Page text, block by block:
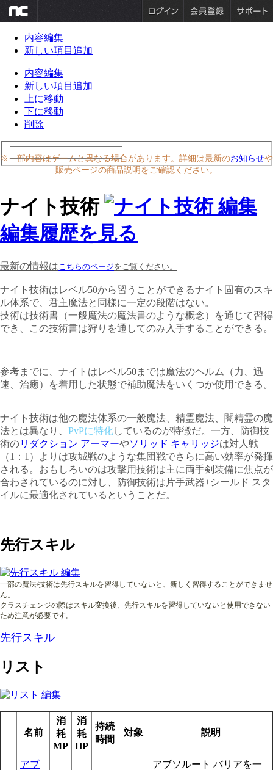
内容編集
新しい項目追加
内容編集
新しい項目追加
上に移動
下に移動
削除
※一部内容はゲームと異なる場合があります。詳細は最新のお知らせや
販売ページの商品説明をご確認ください。
ナイト技術
編集履歴を見る
最新の情報はこちらのページをご覧ください。
ナイト技術はレベル50から習うことができるナイト固有のスキ
ル体系で、君主魔法と同様に一定の段階はない。
技術は技術書（一般魔法の魔法書のような概念）を通じて習得
でき、この技術書は狩りを通してのみ入手することができる。
参考までに、ナイトはレベル50までは魔法のヘルム（力、迅
速、治癒）を着用した状態で補助魔法をいくつか使用できる。
ナイト技術は他の魔法体系の一般魔法、精霊魔法、闇精霊の魔
法とは異なり、 PvPに特化しているのが特徴だ。一方、防御技
術のリダクション アーマーやソリッド キャリッジは対人戦
（1：1）よりは攻城戦のような集団戦でさらに高い効率が発揮
される。おもしろいのは攻撃用技術は主に両手剣装備に焦点が
合わされているのに対し、防御技術は片手武器+シールド スタ
イルに最適化されているということだ。
先行スキル
一部の魔法/技術は先行スキルを習得していないと、新しく習得することができませ
ん。
クラスチェンジの際はスキル変換後、先行スキルを習得していないと使用できない
ため注意が必要です。
先行スキル
リスト
名前
消
耗
MP
消
耗
HP
持続
時間
対象 説明
アブ
アブソルート バリアを一